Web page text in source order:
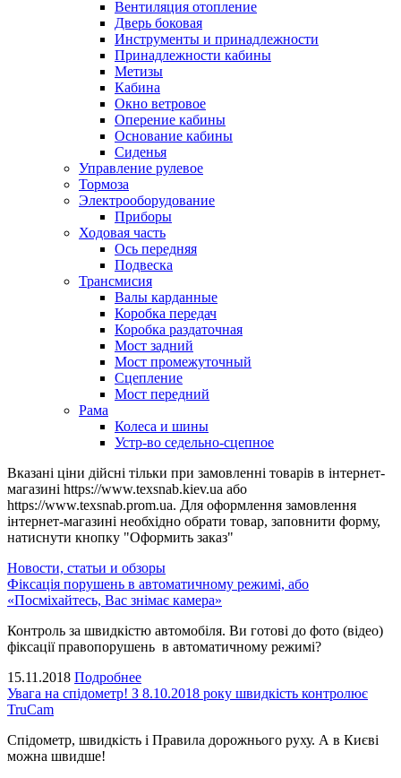
Вентиляция отопление
Дверь боковая
Инструменты и принадлежности
Принадлежности кабины
Метизы
Кабина
Окно ветровое
Оперение кабины
Основание кабины
Сиденья
Управление рулевое
Тормоза
Электрооборудование
Приборы
Ходовая часть
Ось передняя
Подвеска
Трансмисия
Валы карданные
Коробка передач
Коробка раздаточная
Мост задний
Мост промежуточный
Сцепление
Мост передний
Рама
Колеса и шины
Устр-во седельно-сцепное
Вказані ціни дійсні тільки при замовленні товарів в інтернет-
магазині https://www.texsnab.kiev.ua або
https://www.texsnab.prom.ua. Для оформлення замовлення
інтернет-магазині необхідно обрати товар, заповнити форму,
натиснути кнопку "Оформить заказ"
Новости, статьи и обзоры
Фіксація порушень в автоматичному режимі, або
«Посміхайтесь, Вас знімає камера»
Контроль за швидкістю автомобіля. Ви готові до фото (відео)
фіксації правопорушень в автоматичному режимі?
15.11.2018 Подробнее
Увага на спідометр! З 8.10.2018 року швидкість контролює
TruCam
Спідометр, швидкість і Правила дорожнього руху. А в Києві
можна швидше!